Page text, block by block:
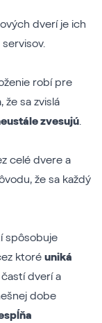
dverí je ich
robí pre
že sa zvislá
zvesujú
celé dvere a
že sa každý
spôsobuje
ktoré uniká
častí dverí a
dobe